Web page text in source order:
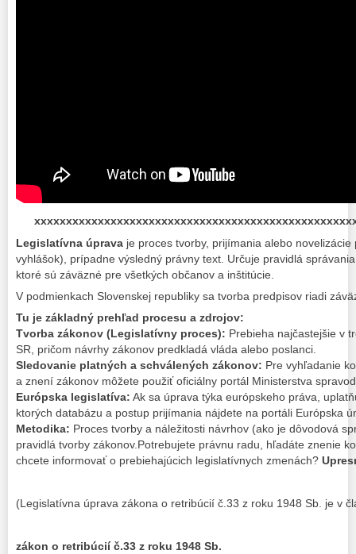
Legislatívna úprava je proces tvorby, prijímania alebo
vyhlášok), prípadne výsledný právny text. Určuje pravidlá
ktoré sú záväzné pre všetkých občanov a inštitúcie.
V podmienkach Slovenskej republiky sa tvorba predpisov riadi
Tu je základný prehľad procesu a zdrojov:
Tvorba zákonov (Legislatívny proces): Prebieha najčastejšie v
SR, pričom návrhy zákonov predkladá vláda alebo poslanci.
Sledovanie platných a schválených zákonov: Pre vyhľadanie
a znení zákonov môžete použiť oficiálny portál Ministerstva
Európska legislatíva: Ak sa úprava týka európskeho práva,
ktorých databázu a postup prijímania nájdete na portáli Európska
Metodika: Proces tvorby a náležitosti návrhov (ako je dôvodová
pravidlá tvorby zákonov.Potrebujete právnu radu, hľadáte znenie
chcete informovať o prebiehajúcich legislatívnych zmenách?
(Legislatívna úprava zákona o retribúcií č.33 z roku 1948 Sb. je v
zákon o retribúcií č.33 z roku 1948 Sb.